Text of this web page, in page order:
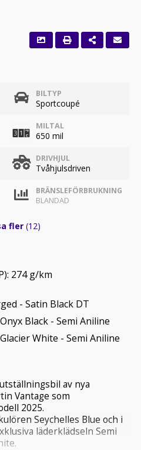
BILTYP
Sportcoupé
MILTAL
650 mil
DRIVHJUL
Tvåhjulsdriven
BRÄNSLEFÖRBRUKNING
BLANDAD
fler (12)
274 g/km
- Satin Black DT
Black - Semi Aniline
White - Semi Aniline
av nya
Vantage som
2025.
Seychelles Blue och i
läderklädseln Semi